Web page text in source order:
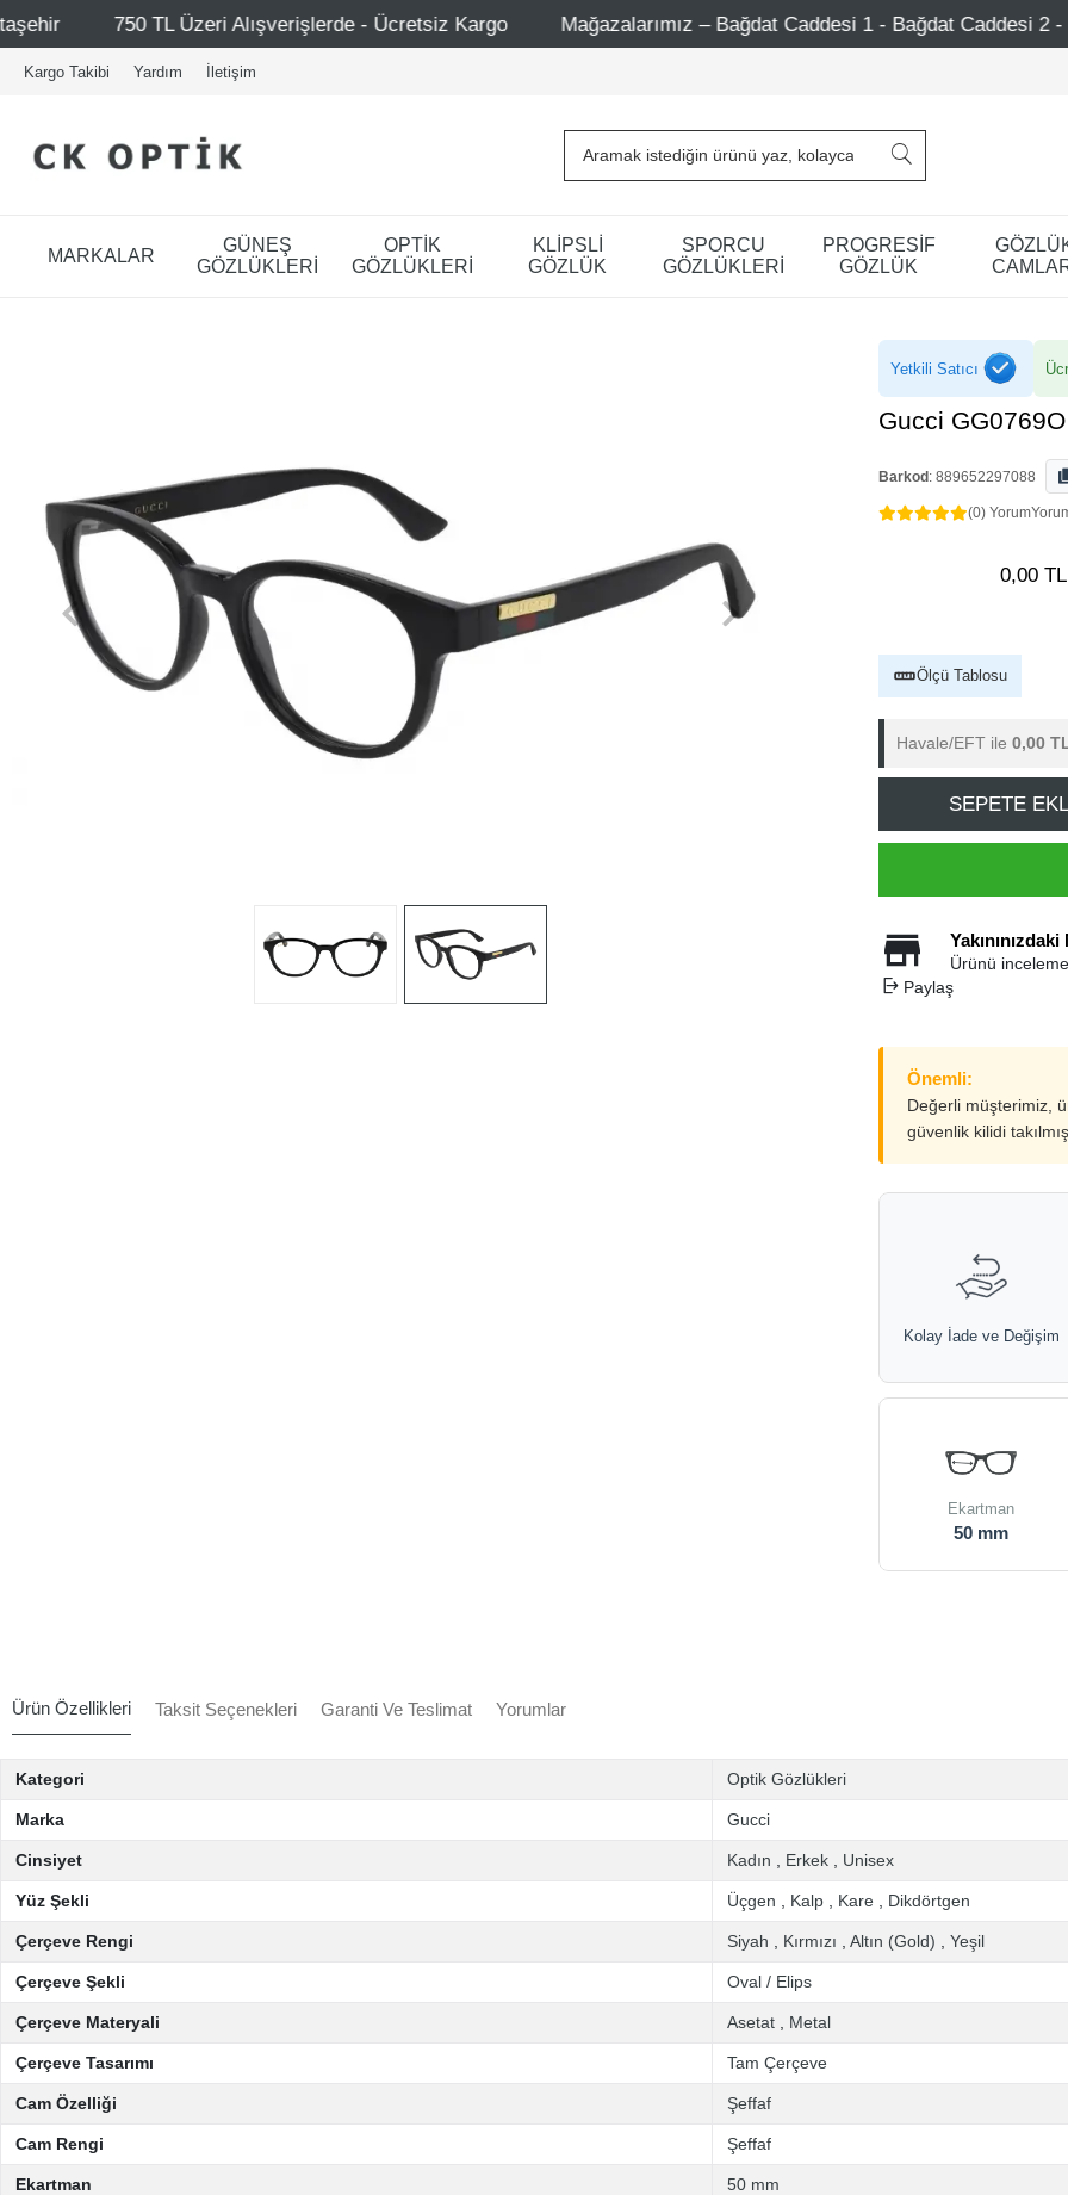
Üzeri Alışverişlerde - Ücretsiz Kargo Mağazalarımız – Bağdat Caddesi 1 - Bağdat Caddesi 2 - Nişantaşı – Etiler
Kargo Takibi Yardım İletişim
MARKALAR
GÜNEŞ
GÖZLÜKLERİ
OPTİK
GÖZLÜKLERİ
KLİPSLİ
GÖZLÜK
SPORCU
GÖZLÜKLERİ
PROGRESİF
GÖZLÜK
Yetkili Satıcı
Gucci
Barkod : 889652297088
(0) Yorum
0,00 TL
Ölçü Tablosu
Havale/EFT ile 0,00
SEPETE
Ürünü
Paylaş
Önemli:
Değerli müşterimiz,
güvenlik kilidi
Kolay İade ve Değişim
Ekartman
50 mm
Ürün Özellikleri Taksit Seçenekleri Garanti Ve Teslimat Yorumlar
Kategori Optik Gözlükleri
Marka Gucci
Cinsiyet Kadın Erkek Unisex
Yüz Şekli Üçgen Kalp Kare Dikdörtgen
Çerçeve Rengi Siyah Kırmızı Altın (Gold) Yeşil
Çerçeve Şekli Oval / Elips
Çerçeve Materyali Asetat Metal
Çerçeve Tasarımı Tam Çerçeve
Cam Özelliği Şeffaf
Cam Rengi Şeffaf
Ekartman 50 mm